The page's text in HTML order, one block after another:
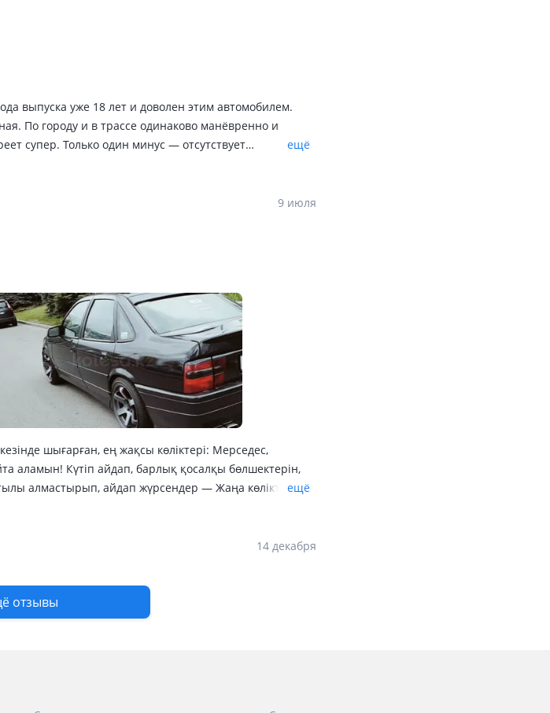
выпуска уже 18 лет и доволен этим автомобилем.
По городу и в трассе одинаково манёвренно и
супер. Только один минус — отсутствует
Если выпускались бы новые точно такие Опелья я бы
более качественные и долговечные. И они не
покупайте. Не пожалеете.
ещё
9 июля
шығарған, ең жақсы көліктері: Мерседес,
аламын! Күтіп айдап, барлық қосалқы бөлшектерін,
алмастырып, айдап жүрсендер — Жаңа көліктерден,
жүре береді. Сатып алғаныма, дым өкінбеймін!
жерлері әлі жетеді. — Шым қаладағы, ең зор
моторлардың бірі. Ешқашан сатпаймын бұл көлікті,
басқа да көліктерім бар, бірақ осы Опель вектрам
ещё
14 декабря
отзывы